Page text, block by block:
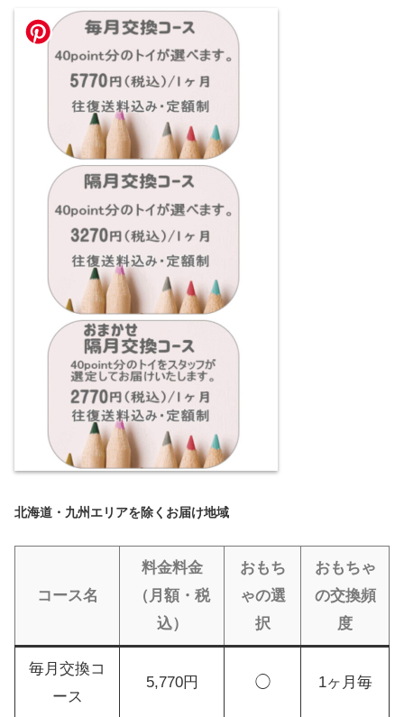
北海道・九州エリアを除くお届け地域
コース名
料金料金
（月額・税
込）
おもち
ゃの選
択
おもちゃ
の交換頻
度
毎月交換コ
ース
5,770円 ◯ 1ヶ月毎